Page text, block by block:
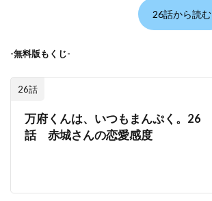
26話から読む
-無料版もくじ-
26話
万府くんは、いつもまんぷく。26
話 赤城さんの恋愛感度